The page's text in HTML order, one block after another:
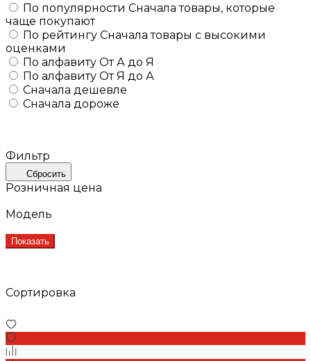
По популярности Сначала товары, которые
чаще покупают
По рейтингу Сначала товары с высокими
оценками
По алфавиту От А до Я
По алфавиту От Я до А
Сначала дешевле
Сначала дороже
Фильтр
Сбросить
Розничная цена
Модель
Показать
Сортировка